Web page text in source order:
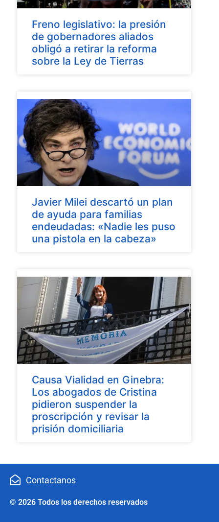
Freno legislativo: la presión
de gobernadores aliados
obligó a retirar la reforma
sobre la Ley de Tierras
Javier Milei descartó un plan
de ayuda para familias
endeudadas: «Nadie les puso
una pistola en la cabeza»
Causa Vialidad en Ginebra:
Los abogados de Cristina
pidieron suspender la
proscripción y revisar la
prisión domiciliaria
Contactanos
© 2026 Todos los derechos reservados